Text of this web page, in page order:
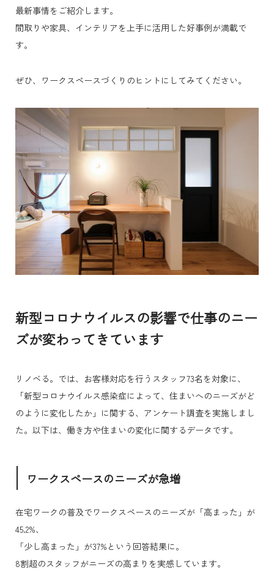
最新事情をご紹介します。
間取りや家具、インテリアを上手に活用した好事例が満載で
す。
ぜひ、ワークスペースづくりのヒントにしてみてください。
新型コロナウイルスの影響で仕事のニー
ズが変わってきています
リノベる。では、お客様対応を行うスタッフ73名を対象に、
「新型コロナウイルス感染症によって、住まいへのニーズがど
のように変化したか」に関する、アンケート調査を実施しまし
た。以下は、働き方や住まいの変化に関するデータです。
ワークスペースのニーズが急増
在宅ワークの普及でワークスペースのニーズが「高まった」が
45.2%、
「少し高まった」が37%という回答結果に。
8割超のスタッフがニーズの高まりを実感しています。